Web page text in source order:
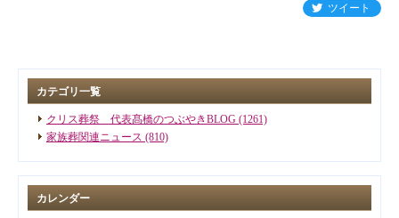
ツイート
カテゴリ一覧
クリス葬祭 代表髙橋のつぶやきBLOG (1261)
家族葬関連ニュース (810)
カレンダー